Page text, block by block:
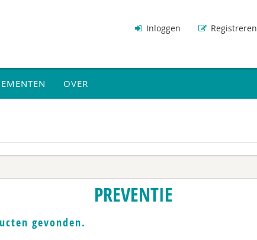
Inloggen Registreren
OVER
PREVENTIE
gevonden.